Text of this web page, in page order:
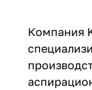
Компания